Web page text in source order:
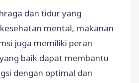
dan tidur yang
mental, makanan
juga memiliki peran
baik dapat membantu
dengan optimal dan